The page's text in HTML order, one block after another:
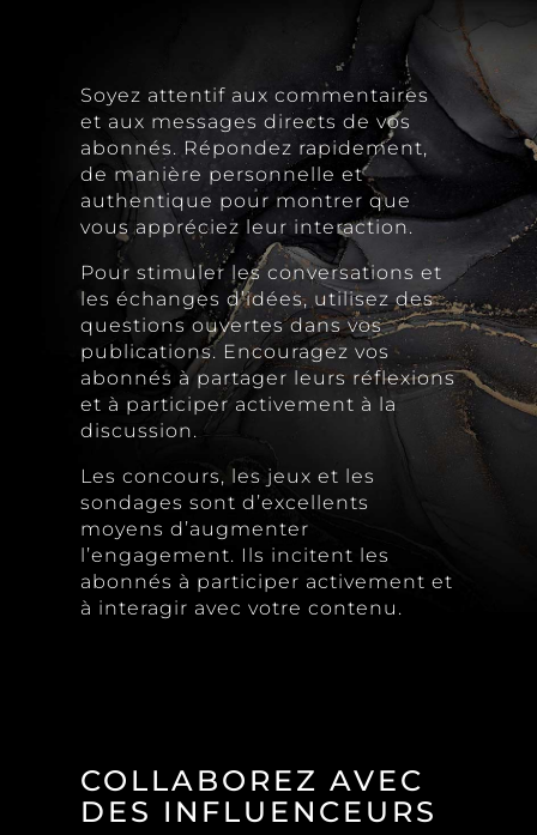
Soyez attentif aux commentaires
et aux messages directs de vos
abonnés. Répondez rapidement,
de manière personnelle et
authentique pour montrer que
vous appréciez leur interaction.
Pour stimuler les conversations et
les échanges d’idées, utilisez des
questions ouvertes dans vos
publications. Encouragez vos
abonnés à partager leurs réflexions
et à participer activement à la
discussion.
Les concours, les jeux et les
sondages sont d’excellents
moyens d’augmenter
l’engagement. Ils incitent les
abonnés à participer activement et
à interagir avec votre contenu.
COLLABOREZ AVEC
DES INFLUENCEURS